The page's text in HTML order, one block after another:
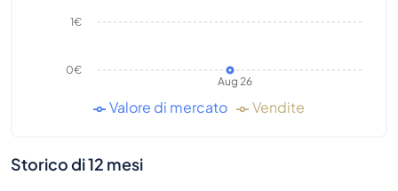
Aug 26
0€
1€
Valore di mercato Vendite
Storico di 12 mesi